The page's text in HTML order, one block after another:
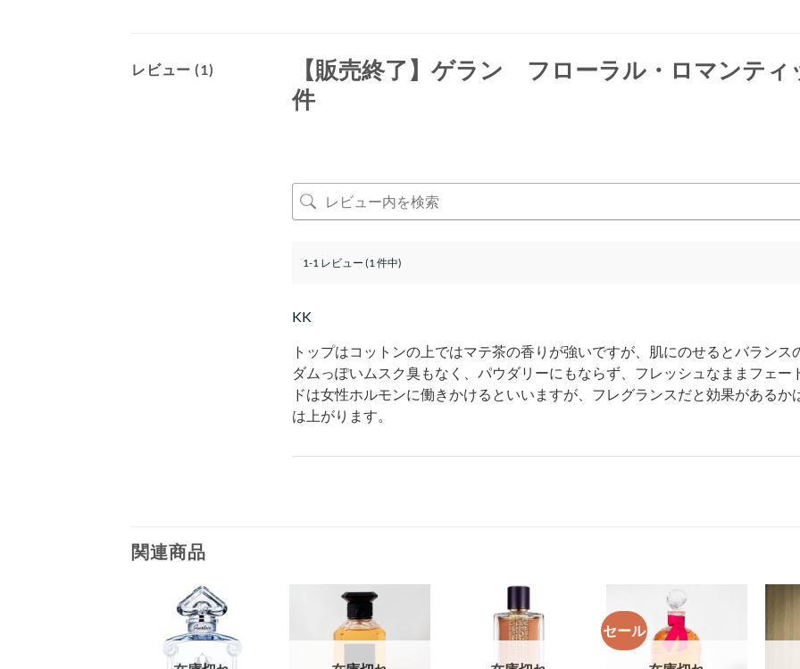
レビュー (1) 【販売終了】ゲラン フローラル・ロマンティ
件
1-1 レビュー (1 件中)
KK
トップはコットンの上ではマテ茶の香りが強いですが、肌にのせるとバラン
ダムっぽいムスク臭もなく、パウダリーにもならず、フレッシュなままフェ
ドは女性ホルモンに働きかけるといいますが、フレグランスだと効果がある
は上がります。
関連商品
セール